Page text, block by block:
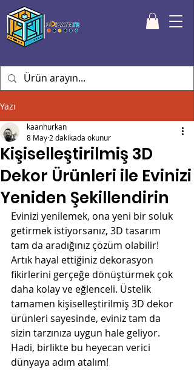
Yazı
Kişiselleştirilmiş 3D
Dekor Ürünleri ile Evinizi
Yeniden Şekillendirin
kaanhurkan
8 May2 dakikada okunur
Evinizi yenilemek, ona yeni bir soluk
getirmek istiyorsanız, 3D tasarım
tam da aradığınız çözüm olabilir!
Artık hayal ettiğiniz dekorasyon
fikirlerini gerçeğe dönüştürmek çok
daha kolay ve eğlenceli. Üstelik
tamamen kişiselleştirilmiş 3D dekor
ürünleri sayesinde, eviniz tam da
sizin tarzınıza uygun hale geliyor.
Hadi, birlikte bu heyecan verici
dünyaya adım atalım!